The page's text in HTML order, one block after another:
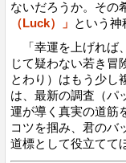
ないだろうか。その
（Luck）」
という神
「幸運を上げれ
じて疑わない若き冒
とわり）はもう少し
は、最新の調査（パ
運が導く真実の道筋
コツを掴み、君のバ
道標として役立てて